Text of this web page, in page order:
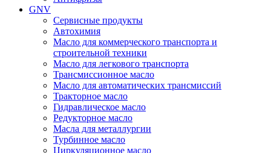
GNV
Сервисные продукты
Автохимия
Масло для коммерческого транспорта и
строительной техники
Масло для легкового транспорта
Трансмиссионное масло
Масло для автоматических трансмиссий
Тракторное масло
Гидравлическое масло
Редукторное масло
Масла для металлургии
Турбинное масло
Циркуляционное масло